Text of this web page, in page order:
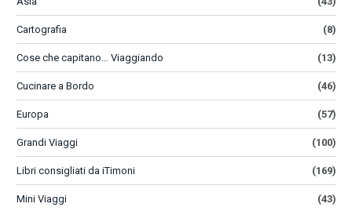
Cartografia (8)
Cose che capitano… Viaggiando (13)
Cucinare a Bordo (46)
Europa (57)
Grandi Viaggi (100)
Libri consigliati da iTimoni (169)
Mini Viaggi (43)